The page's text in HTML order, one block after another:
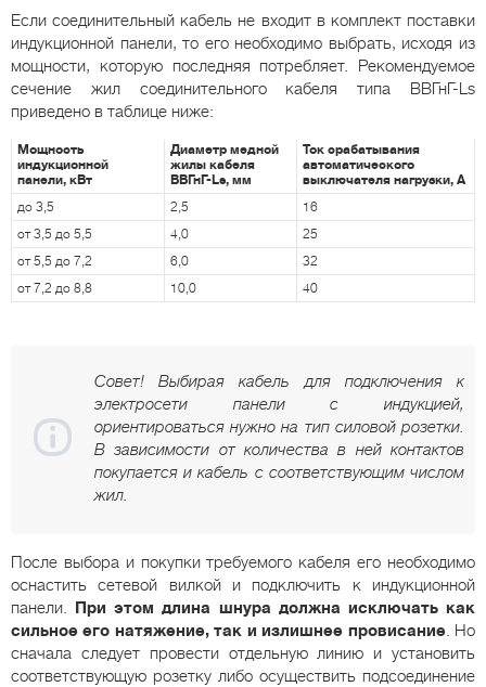
Если соединительный кабель не входит в комплект поставки
индукционной панели, то его необходимо выбрать, исходя из
мощности, которую последняя потребляет. Рекомендуемое
сечение жил соединительного кабеля типа ВВГнГ-Ls
приведено в таблице ниже:
Мощность
индукционной
панели, кВт
Диаметр медной
жилы кабеля
ВВГнГ-Ls, мм
Ток срабатывания
автоматического
выключателя нагрузки, А
до 3,5
2,5
16
от 3,5 до 5,5
4,0
25
от 5,5 до 7,2
6,0
32
от 7,2 до 8,8
10,0 40
Совет! Выбирая кабель для подключения к
электросети панели с индукцией,
ориентироваться нужно на тип силовой розетки.
В зависимости от количества в ней контактов
покупается и кабель с соответствующим числом
жил.
После выбора и покупки требуемого кабеля его необходимо
оснастить сетевой вилкой и подключить к индукционной
панели. При этом длина шнура должна исключать как
сильное его натяжение, так и излишнее провисание. Но
сначала следует провести отдельную линию и установить
соответствующую розетку либо осуществить подсоединение